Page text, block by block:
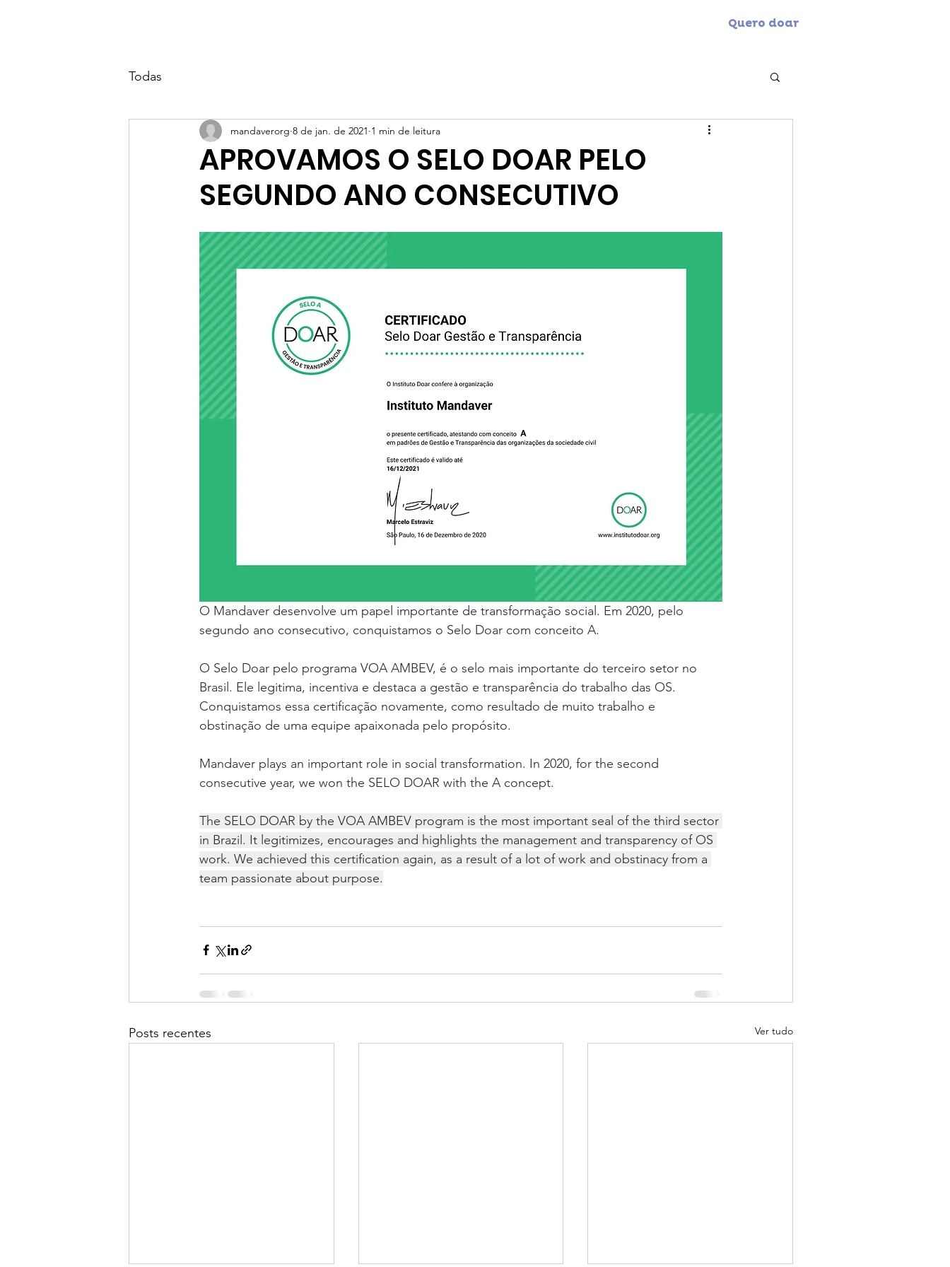
Quero doar
Todas
APROVAMOS O SELO DOAR PELO
SEGUNDO ANO CONSECUTIVO
mandaverorg 8 de jan. de 2021 1 min de leitura
O Mandaver desenvolve um papel importante de transformação social. Em 2020, pelo
segundo ano consecutivo, conquistamos o Selo Doar com conceito A.
O Selo Doar pelo programa VOA AMBEV, é o selo mais importante do terceiro setor no
Brasil. Ele legitima, incentiva e destaca a gestão e transparência do trabalho das OS.
Conquistamos essa certificação novamente, como resultado de muito trabalho e
obstinação de uma equipe apaixonada pelo propósito.
Mandaver plays an important role in social transformation. In 2020, for the second
consecutive year, we won the SELO DOAR with the A concept.
The SELO DOAR by the VOA AMBEV program is the most important seal of the third sector
in Brazil. It legitimizes, encourages and highlights the management and transparency of OS
work. We achieved this certification again, as a result of a lot of work and obstinacy from a
team passionate about purpose.
Posts recentes Ver tudo